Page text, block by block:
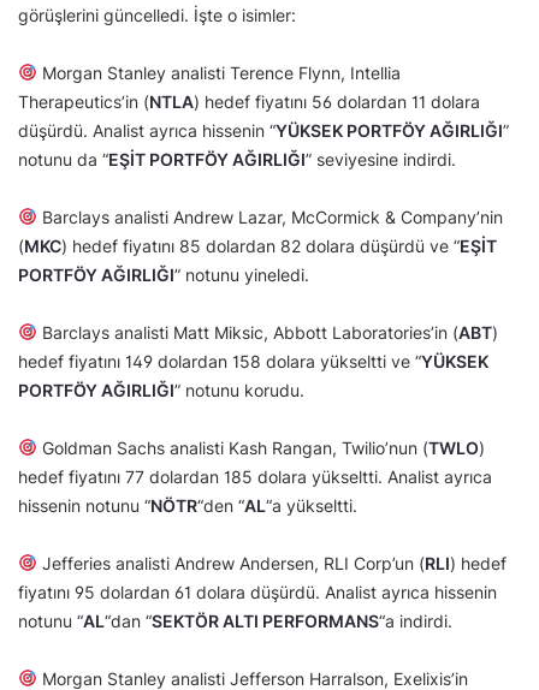
görüşlerini güncelledi. İşte o isimler:
Morgan Stanley analisti Terence Flynn, Intellia
Therapeutics’in (NTLA) hedef fiyatını 56 dolardan 11 dolara
düşürdü. Analist ayrıca hissenin “YÜKSEK PORTFÖY AĞIRLIĞI”
notunu da “EŞİT PORTFÖY AĞIRLIĞI” seviyesine indirdi.
Barclays analisti Andrew Lazar, McCormick & Company’nin
(MKC) hedef fiyatını 85 dolardan 82 dolara düşürdü ve “EŞİT
PORTFÖY AĞIRLIĞI” notunu yineledi.
Barclays analisti Matt Miksic, Abbott Laboratories’in (ABT)
hedef fiyatını 149 dolardan 158 dolara yükseltti ve “YÜKSEK
PORTFÖY AĞIRLIĞI” notunu korudu.
Goldman Sachs analisti Kash Rangan, Twilio’nun (TWLO)
hedef fiyatını 77 dolardan 185 dolara yükseltti. Analist ayrıca
hissenin notunu “NÖTR“den “AL“a yükseltti.
Jefferies analisti Andrew Andersen, RLI Corp’un (RLI) hedef
fiyatını 95 dolardan 61 dolara düşürdü. Analist ayrıca hissenin
notunu “AL“dan “SEKTÖR ALTI PERFORMANS“a indirdi.
Morgan Stanley analisti Jefferson Harralson, Exelixis’in